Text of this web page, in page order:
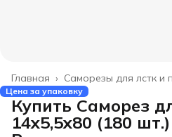
Саморезы для лстк и
Главная ›
Цена за упаковку
Купить Саморез
14x5,5x80 (180